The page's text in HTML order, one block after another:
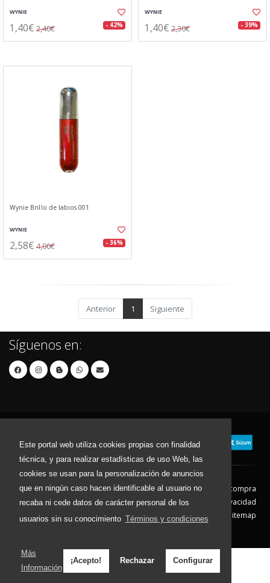
Este portal web utiliza cookies propias con finalidad
técnica, y para realizar estadísticas de uso Web, las
cookies se usan para la personalización de anuncios
que en ningún caso hacen identificable al usuario no
recaba ni cede datos de carácter personal de los
usuarios sin su conocimiento Términos y condiciones
Más
Información
¡Acepto! Rechazar Configurar
WYNIE
1,40€ 2,40€ - 42%
WYNIE
1,40€ 2,30€ - 39%
Wynie Brillo de labios 001
WYNIE
2,58€ 4,00€ - 36%
Anterior 1 Siguiente
Síguenos en:
Contacto Aviso Legal
Condiciones de compra
Política de envíos
Política de devolución
Política de Privacidad
Política de Cookies
Sitemap